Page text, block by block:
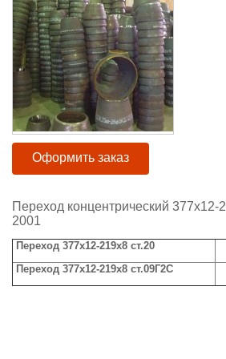
Оформить заказ
Переход концентрический
2001
Переход 377х12-219х8 ст.20
Переход 377х12-219х8 ст.09Г2С